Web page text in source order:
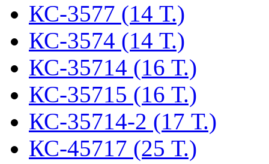
КС-3577 (14 Т.)
КС-3574 (14 Т.)
КС-35714 (16 Т.)
КС-35715 (16 Т.)
КС-35714-2 (17 Т.)
КС-45717 (25 Т.)